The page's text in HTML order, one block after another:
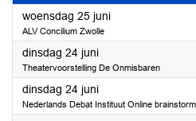
woensdag 25 juni2025
ALV Concilium Zwolle
dinsdag 24 juni2025
Theatervoorstelling De Onmisbaren
dinsdag 24 juni2025
Nederlands Debat Instituut Online